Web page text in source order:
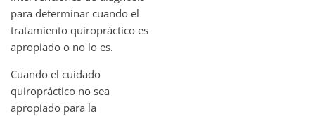
para determinar cuando el
tratamiento quiropráctico es
apropiado o no lo es.
Cuando el cuidado
quiropráctico no sea
apropiado para la